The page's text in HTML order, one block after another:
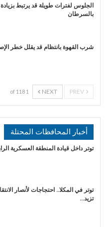
الجلوس لفترات طويلة قد يرتبط
بالسرطان
شرب القهوة بانتظام قد يقلل خطر
NEXT
1 of 118
أخبار المحافظات المحتلة
توتر داخل قيادة المنطقة العسكرية
توتر في المكلا.. احتجاجات لأنصار
تزيد…